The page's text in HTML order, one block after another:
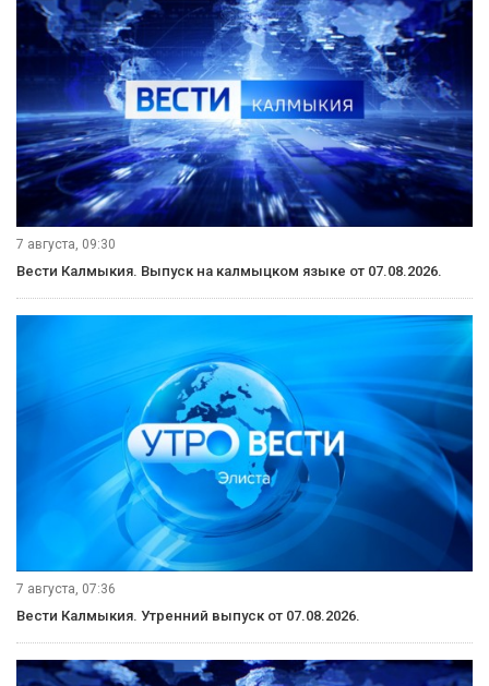
7 августа, 09:30
Вести Калмыкия. Выпуск на калмыцком языке от 07.08.2026.
7 августа, 07:36
Вести Калмыкия. Утренний выпуск от 07.08.2026.